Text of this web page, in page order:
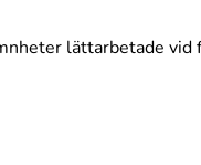
lättarbetade vid